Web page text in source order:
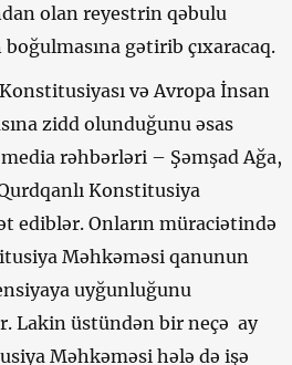
olan reyestrin qəbulu
boğulmasına gətirib çıxaracaq.
və Avropa İnsan
zidd olunduğunu əsas
rəhbərləri – Şəmşad Ağa,
Konstitusiya
ediblər. Onların müraciətində
Məhkəməsi qanunun
uyğunluğunu
Lakin üstündən bir neçə ay
Məhkəməsi hələ də işə